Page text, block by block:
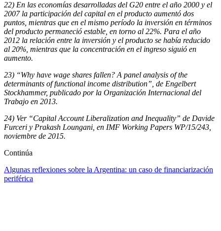
22) En las economías desarrolladas del G20 entre el año 2000 y el
2007 la participación del capital en el producto aumentó dos
puntos, mientras que en el mismo período la inversión en términos
del producto permaneció estable, en torno al 22%. Para el año
2012 la relación entre la inversión y el producto se había reducido
al 20%, mientras que la concentración en el ingreso siguió en
aumento.
23) “Why have wage shares fallen? A panel analysis of the
determinants of functional income distribution”, de Engelbert
Stockhammer, publicado por la Organización Internacional del
Trabajo en 2013.
24) Ver “Capital Account Liberalization and Inequality” de Davide
Furceri y Prakash Loungani, en IMF Working Papers WP/15/243,
noviembre de 2015.
Continúa
Algunas reflexiones sobre la Argentina: un caso de financiarización
periférica